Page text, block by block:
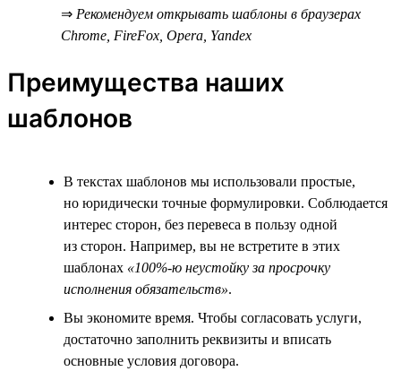
⇒ Рекомендуем открывать шаблоны в браузерах
Chrome, FireFox, Opera, Yandex
Преимущества наших
шаблонов
В текстах шаблонов мы использовали простые,
но юридически точные формулировки. Соблюдается
интерес сторон, без перевеса в пользу одной
из сторон. Например, вы не встретите в этих
шаблонах «100%-ю неустойку за просрочку
исполнения обязательств».
Вы экономите время. Чтобы согласовать услуги,
достаточно заполнить реквизиты и вписать
основные условия договора.